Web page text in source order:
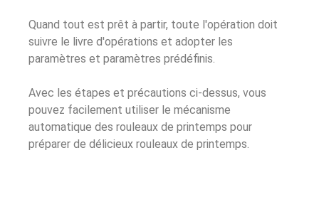
Quand tout est prêt à partir, toute l'opération doit
suivre le livre d'opérations et adopter les
paramètres et paramètres prédéfinis.
Avec les étapes et précautions ci-dessus, vous
pouvez facilement utiliser le mécanisme
automatique des rouleaux de printemps pour
préparer de délicieux rouleaux de printemps.